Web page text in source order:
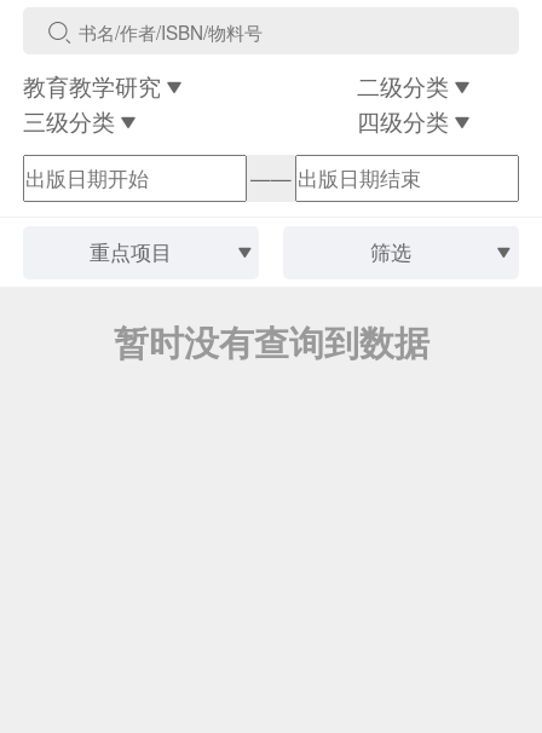
教育教学研究
二级分类
三级分类
四级分类
——
重点项目 筛选
暂时没有查询到数据